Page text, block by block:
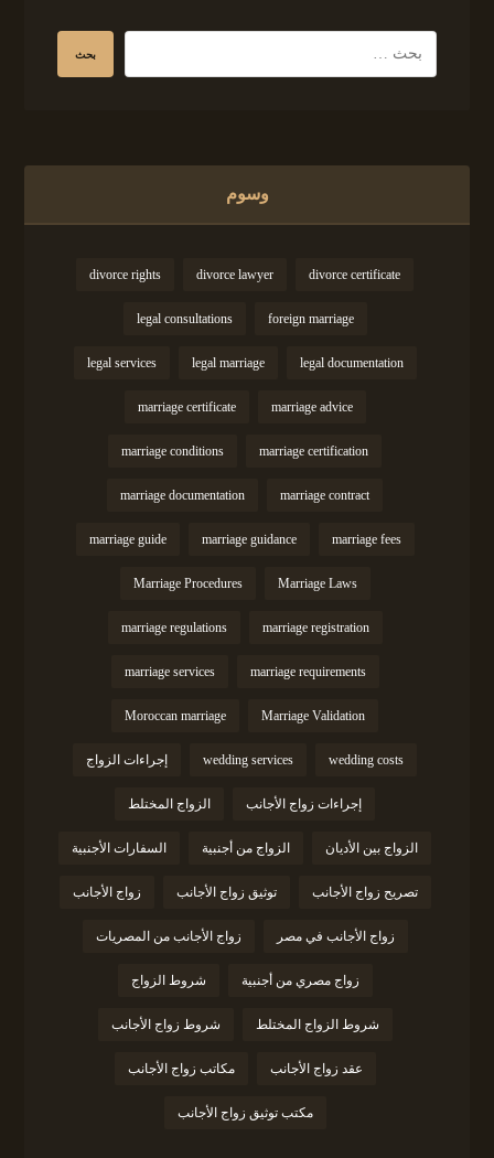
وسوم
divorce certificate
divorce lawyer
divorce rights
foreign marriage
legal consultations
legal documentation
legal marriage
legal services
marriage advice
marriage certificate
marriage certification
marriage conditions
marriage contract
marriage documentation
marriage fees
marriage guidance
marriage guide
Marriage Laws
Marriage Procedures
marriage registration
marriage regulations
marriage requirements
marriage services
Marriage Validation
Moroccan marriage
wedding costs
wedding services إجراءات الزواج
إجراءات زواج الأجانب الزواج المختلط
الزواج بين الأديان الزواج من أجنبية السفارات الأجنبية
تصريح زواج الأجانب توثيق زواج الأجانب زواج الأجانب
زواج الأجانب في مصر زواج الأجانب من المصريات
زواج مصري من أجنبية شروط الزواج
شروط الزواج المختلط شروط زواج الأجانب
عقد زواج الأجانب مكاتب زواج الأجانب
مكتب توثيق زواج الأجانب